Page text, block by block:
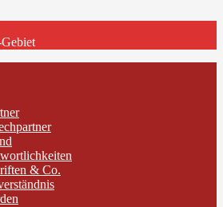
& Co.